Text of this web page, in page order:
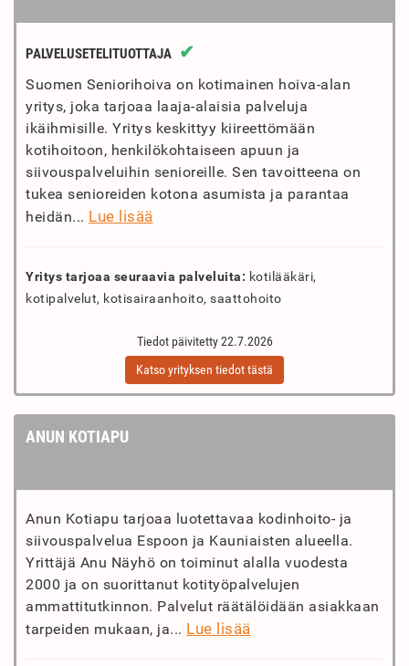
PALVELUSETELITUOTTAJA ✔
Suomen Seniorihoiva on kotimainen hoiva-alan
yritys, joka tarjoaa laaja-alaisia palveluja
ikäihmisille. Yritys keskittyy kiireettömään
kotihoitoon, henkilökohtaiseen apuun ja
siivouspalveluihin senioreille. Sen tavoitteena on
tukea senioreiden kotona asumista ja parantaa
heidän... Lue lisää
Yritys tarjoaa seuraavia palveluita: kotilääkäri,
kotipalvelut, kotisairaanhoito, saattohoito
Tiedot päivitetty 22.7.2026
Katso yrityksen tiedot tästä
ANUN KOTIAPU
Anun Kotiapu tarjoaa luotettavaa kodinhoito- ja
siivouspalvelua Espoon ja Kauniaisten alueella.
Yrittäjä Anu Näyhö on toiminut alalla vuodesta
2000 ja on suorittanut kotityöpalvelujen
ammattitutkinnon. Palvelut räätälöidään asiakkaan
tarpeiden mukaan, ja... Lue lisää